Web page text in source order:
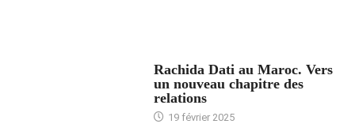
Rachida Dati au Maroc. Vers
un nouveau chapitre des
relations
19 février 2025